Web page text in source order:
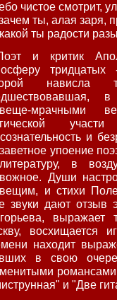
чистое смотрит,
ты, алая заря,
ты радости
и критик
нависла
в
мрачными
и
упоение
в
Души
и стихи
звуки дают отзыв
восхищается
находит
в свою
и "Две